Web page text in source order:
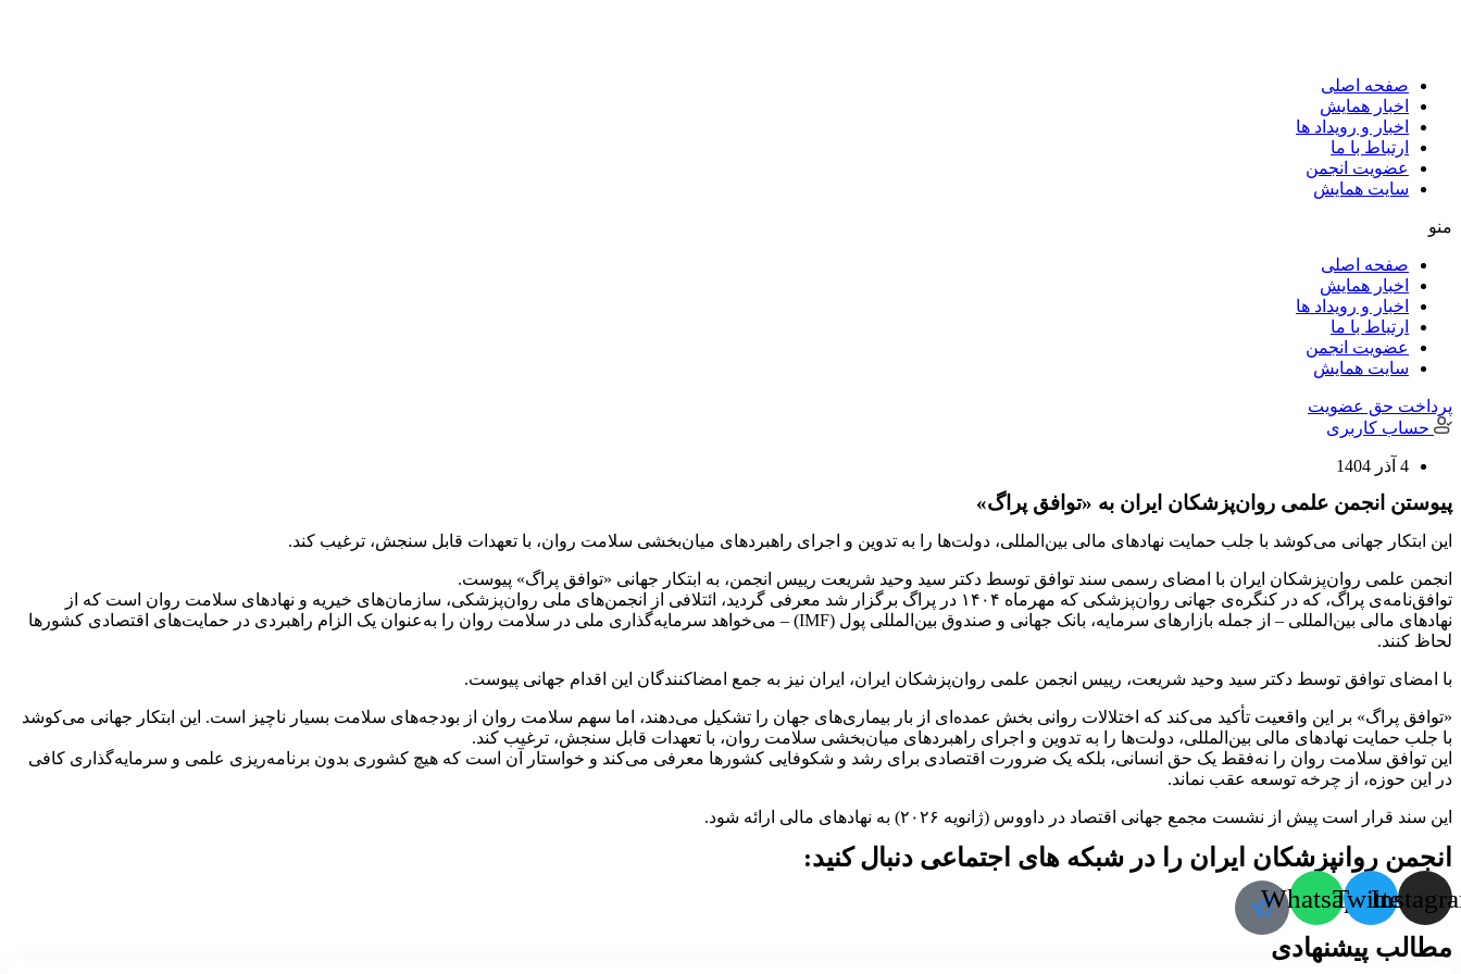
صفحه اصلی
اخبار همایش
اخبار و رویداد ها
ارتباط با ما
عضویت انجمن
سایت همایش
منو
صفحه اصلی
اخبار همایش
اخبار و رویداد ها
ارتباط با ما
عضویت انجمن
سایت همایش
پرداخت حق عضویت
حساب کاربری
4 آذر 1404
پیوستن انجمن علمی روان‌پزشکان ایران به «توافق‌ پراگ»
این ابتکار جهانی می‌کوشد با جلب حمایت نهادهای مالی بین‌المللی، دولت‌ها را به تدوین و اجرای راهبردهای میان‌بخشی سلامت روان، با تعهدات قابل سنجش، ترغیب کند.
انجمن علمی روان‌پزشکان ایران با امضای رسمی سند توافق توسط دکتر سید وحید شریعت رییس انجمن، به ابتکار جهانی «توافق پراگ» پیوست.
توافق‌نامه‌ی پراگ، که در کنگره‌ی جهانی روان‌پزشکی که مهرماه ۱۴۰۴ در پراگ برگزار شد معرفی گردید، ائتلافی از انجمن‌های ملی روان‌پزشکی، سازمان‌های خیریه و نهادهای سلامت روان است که از
نهادهای مالی بین‌المللی – از جمله بازارهای سرمایه، بانک جهانی و صندوق بین‌المللی پول (IMF) – می‌خواهد سرمایه‌گذاری ملی در سلامت روان را به‌عنوان یک الزام راهبردی در حمایت‌های اقتصادی کشورها
لحاظ کنند.
با امضای توافق توسط دکتر سید وحید شریعت، رییس انجمن علمی روان‌پزشکان ایران، ایران نیز به جمع امضاکنندگان این اقدام جهانی پیوست.
«توافق پراگ» بر این واقعیت تأکید می‌کند که اختلالات روانی بخش عمده‌ای از بار بیماری‌های جهان را تشکیل می‌دهند، اما سهم سلامت روان از بودجه‌های سلامت بسیار ناچیز است. این ابتکار جهانی می‌کوشد
با جلب حمایت نهادهای مالی بین‌المللی، دولت‌ها را به تدوین و اجرای راهبردهای میان‌بخشی سلامت روان، با تعهدات قابل سنجش، ترغیب کند.
این توافق سلامت روان را نه‌فقط یک حق انسانی، بلکه یک ضرورت اقتصادی برای رشد و شکوفایی کشورها معرفی می‌کند و خواستار آن است که هیچ کشوری بدون برنامه‌ریزی علمی و سرمایه‌گذاری کافی
در این حوزه، از چرخه توسعه عقب نماند.
این سند قرار است پیش از نشست مجمع جهانی اقتصاد در داووس (ژانویه ۲۰۲۶) به نهادهای مالی ارائه شود.
انجمن روانپزشکان ایران را در شبکه های اجتماعی دنبال کنید:
Twitter
Whatsapp
مطالب پیشنهادی